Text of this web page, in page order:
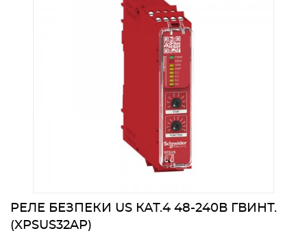
РЕЛЕ БЕЗПЕКИ US КАТ.4 48-240В ГВИНТ.
(XPSUS32AP)